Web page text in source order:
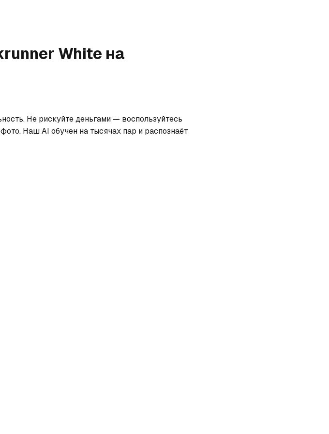
White на
Не рискуйте деньгами — воспользуйтесь
Наш AI обучен на тысячах пар и распознаёт